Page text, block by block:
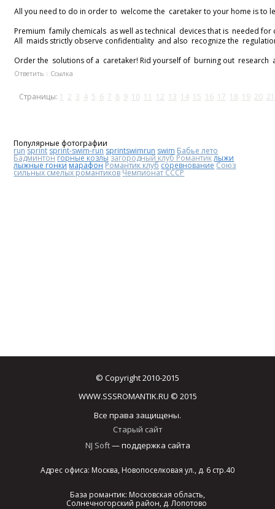
All you need to do in order to welcome the caretaker to your home is
Premium family chemicals as well as technical devices that is needed
All maids strictly observe confidentiality and also recognize the
Order the solutions of a caretaker! Rid yourself of burning out
Ответить Ссылка
Страницы: 1 2 3 4 5 6 7 8 9 10 11 12 13 14 15 16 17 18 19 20 21
Популярные фотографии
run sprint sprint-swim-run sprintswimrun swim Бабье лето
Бадминтонгорные козлы загородный клуб Романтиклыжи
лыжные гонки марафонРомантик клубсоревнованиеСоюз
сильных смелых романтиковЧемпионат СССР
© Copyright 2010-2015
WWW.SSSROMANTIK.RU © 2015
Все права защищены.
Старый сайт
NJ Soft— поддержка сайта
Адрес офиса: Москва, Новопоселковая ул., д. 6 стр.40
База романтик: Московская область,
Солнечногорский район, д. Лопотово